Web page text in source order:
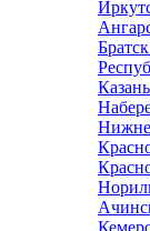
Братск
Казань